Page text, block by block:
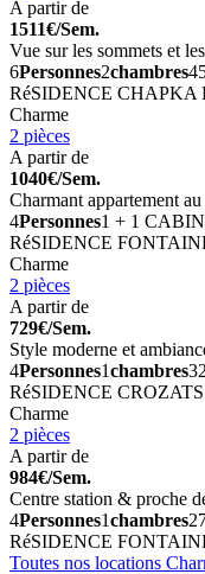
A partir de
1511€/Sem.
Vue sur les sommets et
6Personnes2chambres
RéSIDENCE CHAPKA
Charme
2 pièces
A partir de
1040€/Sem.
Charmant appartement
4Personnes1 + 1
RéSIDENCE
Charme
2 pièces
A partir de
729€/Sem.
Style moderne et
4Personnes1chambres32
RéSIDENCE CROZATS
Charme
2 pièces
A partir de
984€/Sem.
Centre station & proche
4Personnes1chambres
RéSIDENCE
Toutes nos locations